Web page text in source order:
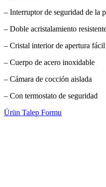
– Interruptor de seguridad de la
– Doble acristalamiento
– Cristal interior de apertura
– Cuerpo de acero inoxidable
– Cámara de cocción aislada
– Con termostato de seguridad
Ürün Talep Formu